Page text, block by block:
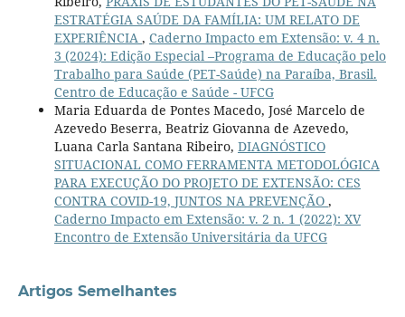
ESTRATÉGIA SAÚDE DA FAMÍLIA: UM RELATO DE
EXPERIÊNCIA , Caderno Impacto em Extensão: v. 4 n.
3 (2024): Edição Especial –Programa de Educação pelo
Trabalho para Saúde (PET-Saúde) na Paraíba, Brasil.
Centro de Educação e Saúde - UFCG
Maria Eduarda de Pontes Macedo, José Marcelo de
Azevedo Beserra, Beatriz Giovanna de Azevedo,
Luana Carla Santana Ribeiro, DIAGNÓSTICO
SITUACIONAL COMO FERRAMENTA METODOLÓGICA
PARA EXECUÇÃO DO PROJETO DE EXTENSÃO: CES
CONTRA COVID-19, JUNTOS NA PREVENÇÃO ,
Caderno Impacto em Extensão: v. 2 n. 1 (2022): XV
Encontro de Extensão Universitária da UFCG
Artigos Semelhantes